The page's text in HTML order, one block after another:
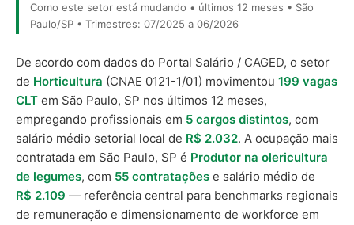
Como este setor está mudando • últimos 12 meses • São
Paulo/SP • Trimestres: 07/2025 a 06/2026
De acordo com dados do Portal Salário / CAGED, o setor
de Horticultura (CNAE 0121-1/01) movimentou 199 vagas
CLT em São Paulo, SP nos últimos 12 meses,
empregando profissionais em 5 cargos distintos, com
salário médio setorial local de R$ 2.032. A ocupação mais
contratada em São Paulo, SP é Produtor na olericultura
de legumes, com 55 contratações e salário médio de
R$ 2.109 — referência central para benchmarks regionais
de remuneração e dimensionamento de workforce em